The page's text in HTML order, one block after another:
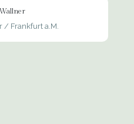
/ Frankfurt a.M.